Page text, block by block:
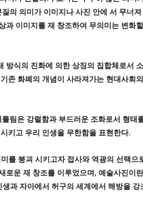
질의 의미가 이미지나 사진 안에 서 무너져
과 이미지를 재 창조하여 무의미는 변화할
방식의 진화에 의한 상징의 집합체로서 소
존 화폐의 개념이 사라져가는 현대사회의
림은 강렬함과 부드러운 조화로서 형태
키고 우리 인생을 무한함을 표현한다.
를 붕괴 시키고자 접사와 역광의 선택으
로운 재 창조를 이루었으며, 예술사진이란
생과 자아에서 허구의 세계에서 해방을 강